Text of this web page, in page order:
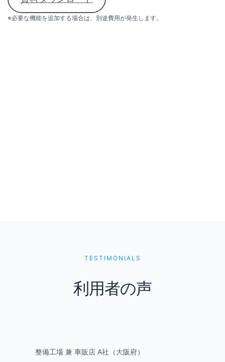
※必要な機能を追加する場合は、別途費用が発生します。
TESTIMONIALS
利用者の声
整備工場 兼 車販店 A社（大阪府）